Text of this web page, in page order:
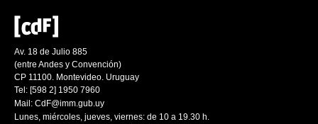
Av. 18 de Julio 885
(entre Andes y Convención)
CP 11100. Montevideo. Uruguay
Tel: [598 2] 1950 7960
Mail: CdF@imm.gub.uy
Lunes, miércoles, jueves, viernes: de 10 a 19.30 h.